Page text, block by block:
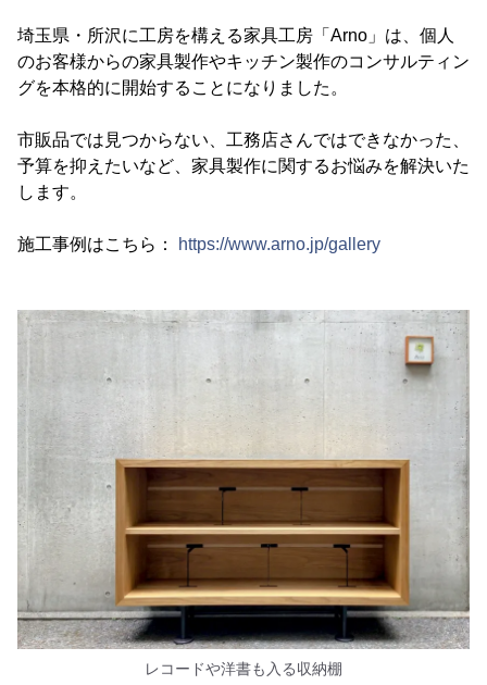
埼玉県・所沢に工房を構える家具工房「Arno」は、個人
のお客様からの家具製作やキッチン製作のコンサルティン
グを本格的に開始することになりました。
市販品では見つからない、工務店さんではできなかった、
予算を抑えたいなど、家具製作に関するお悩みを解決いた
します。
施工事例はこちら： https://www.arno.jp/gallery
レコードや洋書も入る収納棚